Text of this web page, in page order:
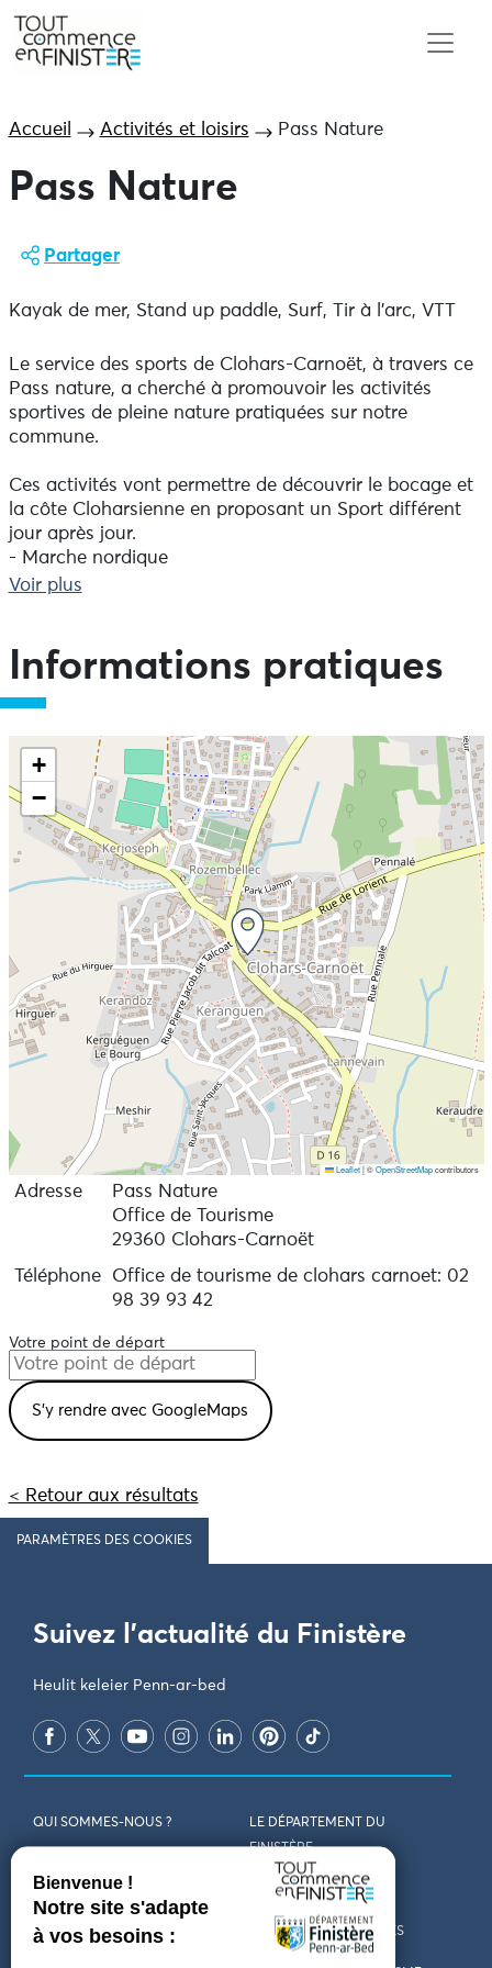
Accueil Activités et loisirs Pass Nature
Pass Nature
Partager
Kayak de mer, Stand up paddle, Surf, Tir à l’arc, VTT
Le service des sports de Clohars-Carnoët, à travers ce
Pass nature, a cherché à promouvoir les activités
sportives de pleine nature pratiquées sur notre
commune.
Ces activités vont permettre de découvrir le bocage et
la côte Cloharsienne en proposant un Sport différent
jour après jour.
- Marche nordique
- Surf
- Tir à l'arc
- Stand Up Paddle
(Du lundi au Samedi)
Voir plus
Informations pratiques
+
−
Leaflet |©OpenStreetMapcontributors
Adresse
Pass Nature
Office de Tourisme
29360 Clohars-Carnoët
Téléphone
Office de tourisme de clohars carnoet: 02
98 39 93 42
Votre point de départ
< Retour aux résultats
PARAMÈTRES DES COOKIES
Suivez l'actualité du Finistère
Heulit keleier Penn-ar-bed
QUI SOMMES-NOUS ?
LE DÉPARTEMENT DU
FINISTÈRE
REJOIGNEZ-NOUS VENIR EN FINISTÈRE
CONTACT CARTES ET BROCHURES